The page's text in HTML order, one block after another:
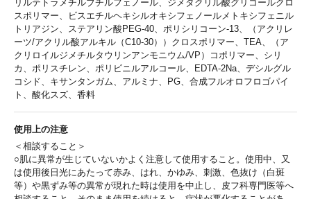
リルテトラメチルブチルフェノール、ジメタクリル酸グリコールクロ
スポリマー、ビスエチルヘキシルオキシフェノールメトキシフェニル
トリアジン、ステアリン酸PEG-40、ポリシリコーン‐13、（アクリレ
ーツ/アクリル酸アルキル（C10‐30））クロスポリマー、TEA、（ア
クリロイルジメチルタウリンアンモニウム/VP）コポリマー、シリ
カ、ポリスチレン、ポリビニルアルコール、EDTA‐2Na、デシルグル
コシド、キサンタンガム、アルミナ、PG、合成フルオロフロゴパイ
ト、酸化スズ、香料
使用上の注意
＜相談すること＞
○肌に異常が生じていないかよく注意して使用すること。使用中、又
は使用後日光にあたって赤み、はれ、かゆみ、刺激、色抜け（白斑
等）や黒ずみ等の異常が現れた時は使用を中止し、皮フ科専門医等へ